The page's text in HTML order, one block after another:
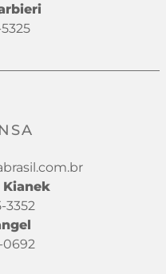
Kianek
3352
0692